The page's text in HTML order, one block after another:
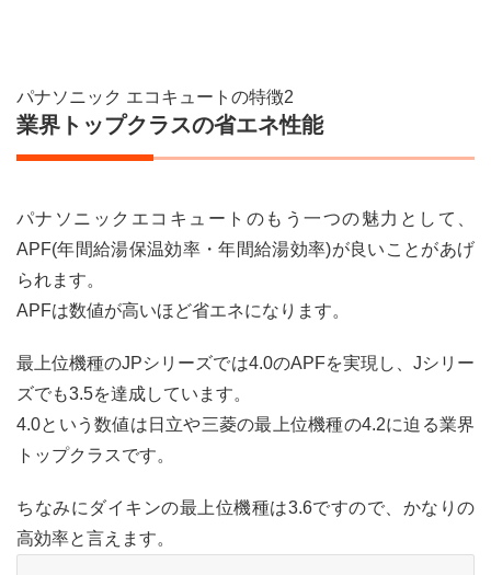
パナソニック エコキュートの特徴2
業界トップクラスの省エネ性能
パナソニックエコキュートのもう一つの魅力として、
APF(年間給湯保温効率・年間給湯効率)が良いことがあげ
られます。
APFは数値が高いほど省エネになります。
最上位機種のJPシリーズでは4.0のAPFを実現し、Jシリー
ズでも3.5を達成しています。
4.0という数値は日立や三菱の最上位機種の4.2に迫る業界
トップクラスです。
ちなみにダイキンの最上位機種は3.6ですので、かなりの
高効率と言えます。